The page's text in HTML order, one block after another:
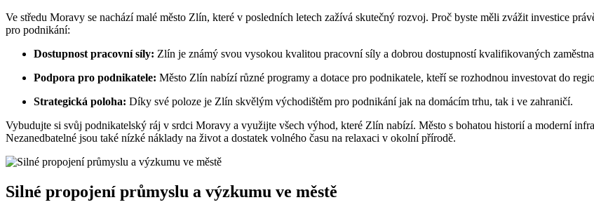
Ve středu Moravy se nachází malé město Zlín, které v posledních letech zažívá skutečný rozvoj. Proč byste měli zvážit investice
pro podnikání:
Dostupnost pracovní síly: Zlín je známý svou vysokou kvalitou pracovní síly a dobrou dostupností kvalifikovaných
Podpora pro podnikatele: Město Zlín nabízí různé programy a dotace pro podnikatele, kteří se rozhodnou investovat do
Strategická poloha: Díky své poloze je Zlín skvělým východištěm pro podnikání jak na domácím trhu, tak i ve zahraničí.
Vybudujte si svůj podnikatelský ráj v srdci Moravy a využijte všech výhod, které Zlín nabízí. Město s bohatou historií a moderní
Nezanedbatelné jsou také nízké náklady na život a dostatek volného času na relaxaci v okolní přírodě.
Silné propojení průmyslu a výzkumu ve městě